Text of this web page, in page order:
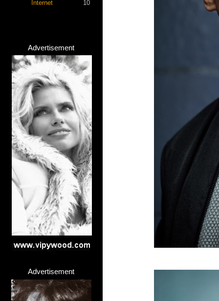
Internet 10
Advertisement
Advertisement